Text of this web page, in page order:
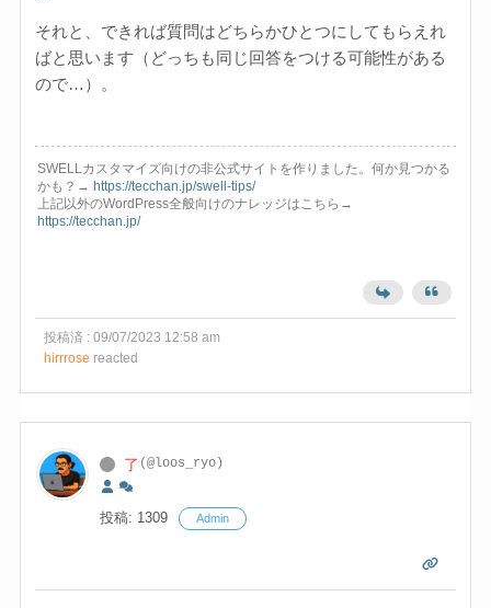
それと、できれば質問はどちらかひとつにしてもらえれ
ばと思います（どっちも同じ回答をつける可能性がある
ので…）。
SWELLカスタマイズ向けの非公式サイトを作りました。何か見つかる
かも？→ https://tecchan.jp/swell-tips/
上記以外のWordPress全般向けのナレッジはこちら→
https://tecchan.jp/
投稿済 : 09/07/2023 12:58 am
hirrrose reacted
了 (@loos_ryo)
投稿: 1309 Admin